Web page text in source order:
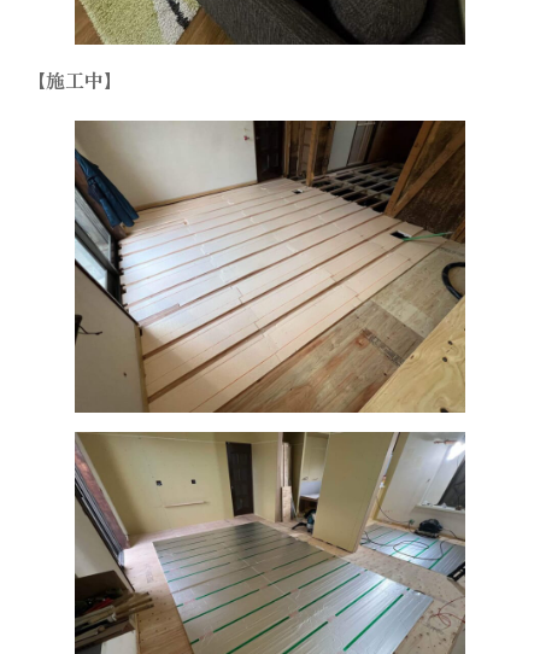
【施工中】